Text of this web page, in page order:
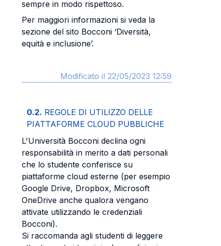
sempre in modo rispettoso.
Per maggiori informazioni si veda la
sezione del sito Bocconi ‘Diversità,
equità e inclusione’.
Modificato il 22/05/2023 12:59
0.2. REGOLE DI UTILIZZO DELLE
PIATTAFORME CLOUD PUBBLICHE
L'Università Bocconi declina ogni
responsabilità in merito a dati personali
che lo studente conferisce su
piattaforme cloud esterne (per esempio
Google Drive, Dropbox, Microsoft
OneDrive anche qualora vengano
attivate utilizzando le credenziali
Bocconi).
Si raccomanda agli studenti di leggere